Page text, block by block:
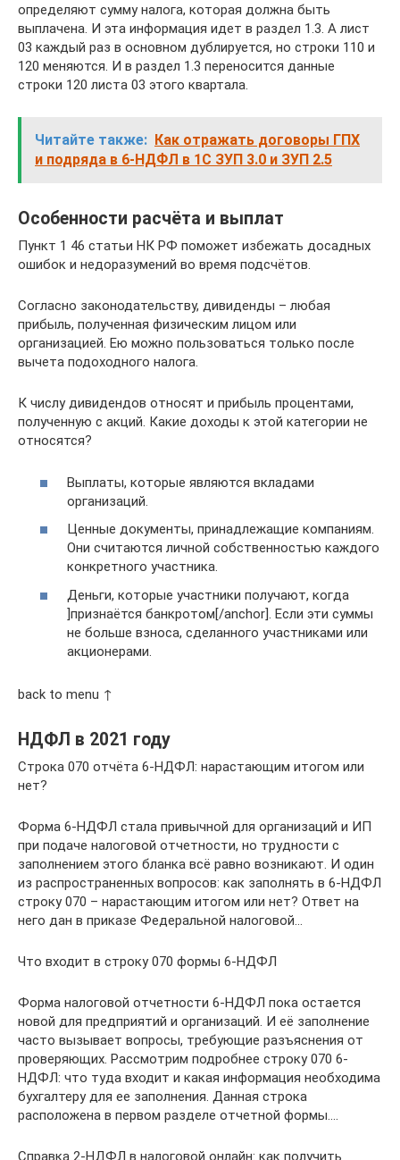
определяют сумму налога, которая должна быть
выплачена. И эта информация идет в раздел 1.3. А лист
03 каждый раз в основном дублируется, но строки 110 и
120 меняются. И в раздел 1.3 переносится данные
строки 120 листа 03 этого квартала.
Читайте также: Как отражать договоры ГПХ
и подряда в 6-НДФЛ в 1С ЗУП 3.0 и ЗУП 2.5
Особенности расчёта и выплат
Пункт 1 46 статьи НК РФ поможет избежать досадных
ошибок и недоразумений во время подсчётов.
Согласно законодательству, дивиденды – любая
прибыль, полученная физическим лицом или
организацией. Ею можно пользоваться только после
вычета подоходного налога.
К числу дивидендов относят и прибыль процентами,
полученную с акций. Какие доходы к этой категории не
относятся?
Выплаты, которые являются вкладами
организаций.
Ценные документы, принадлежащие компаниям.
Они считаются личной собственностью каждого
конкретного участника.
Деньги, которые участники получают, когда
]признаётся банкротом[/anchor]. Если эти суммы
не больше взноса, сделанного участниками или
акционерами.
back to menu ↑
НДФЛ в 2021 году
Строка 070 отчёта 6-НДФЛ: нарастающим итогом или
нет?
Форма 6-НДФЛ стала привычной для организаций и ИП
при подаче налоговой отчетности, но трудности с
заполнением этого бланка всё равно возникают. И один
из распространенных вопросов: как заполнять в 6-НДФЛ
строку 070 – нарастающим итогом или нет? Ответ на
него дан в приказе Федеральной налоговой…
Что входит в строку 070 формы 6-НДФЛ
Форма налоговой отчетности 6-НДФЛ пока остается
новой для предприятий и организаций. И её заполнение
часто вызывает вопросы, требующие разъяснения от
проверяющих. Рассмотрим подробнее строку 070 6-
НДФЛ: что туда входит и какая информация необходима
бухгалтеру для ее заполнения. Данная строка
расположена в первом разделе отчетной формы.…
Справка 2-НДФЛ в налоговой онлайн: как получить